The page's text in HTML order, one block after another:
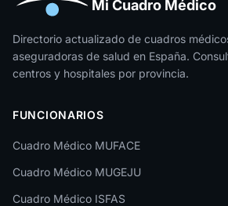
Jaén
La Rioja
León
Lleida
Lugo
Mi Cuadro Médico
Directorio actualizado de cuadros
aseguradoras de salud en España.
centros y hospitales por provincia.
FUNCIONARIOS
Cuadro Médico MUFACE
Cuadro Médico MUGEJU
Cuadro Médico ISFAS